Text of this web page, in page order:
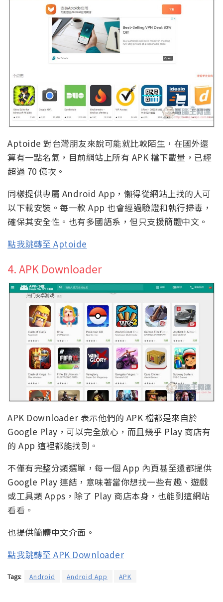
Aptoide 對台灣朋友來說可能就比較陌生，在國外還
算有一點名氣，目前網站上所有 APK 檔下載量，已經
超過 70 億次。
同樣提供專屬 Android App，懶得從網站上找的人可
以下載安裝。每一款 App 也會經過驗證和執行掃毒，
確保其安全性。也有多國語系，但只支援簡體中文。
點我跳轉至 Aptoide
4. APK Downloader
APK Downloader 表示他們的 APK 檔都是來自於
Google Play，可以完全放心，而且幾乎 Play 商店有
的 App 這裡都能找到。
不僅有完整分類選單，每一個 App 內頁甚至還都提供
Google Play 連結，意味著當你想找一些有趣、遊戲
或工具類 Apps，除了 Play 商店本身，也能到這網站
看看。
也提供簡體中文介面。
點我跳轉至 APK Downloader
Tags: Android Android App APK